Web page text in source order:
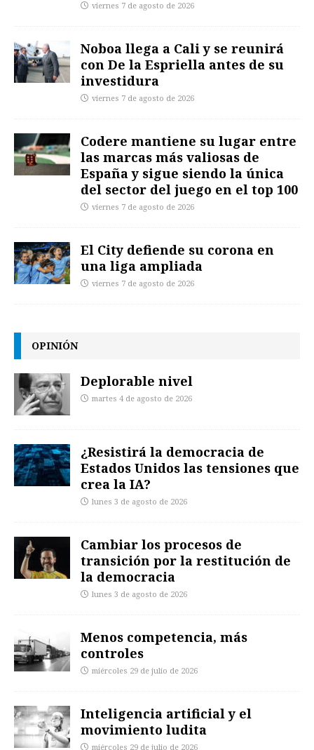
viernes 7 de agosto de 2026
Noboa llega a Cali y se reunirá
con De la Espriella antes de su
investidura
viernes 7 de agosto de 2026
Codere mantiene su lugar entre
las marcas más valiosas de
España y sigue siendo la única
del sector del juego en el top 100
viernes 7 de agosto de 2026
El City defiende su corona en
una liga ampliada
viernes 7 de agosto de 2026
OPINIÓN
Deplorable nivel
martes 4 de agosto de 2026
¿Resistirá la democracia de
Estados Unidos las tensiones que
crea la IA?
lunes 3 de agosto de 2026
Cambiar los procesos de
transición por la restitución de
la democracia
lunes 3 de agosto de 2026
Menos competencia, más
controles
miércoles 29 de julio de 2026
Inteligencia artificial y el
movimiento ludita
miércoles 29 de julio de 2026